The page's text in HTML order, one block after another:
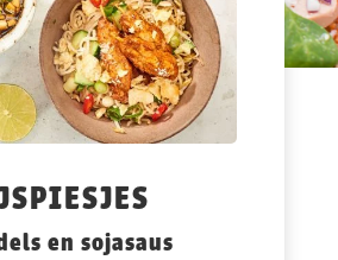
en sojasaus